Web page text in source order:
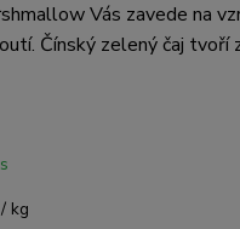
Vás zavede na
Čínský zelený čaj tvoří
kg